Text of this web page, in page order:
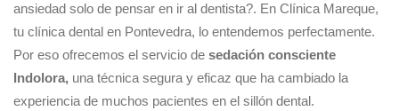
ansiedad solo de pensar en ir al dentista?. En Clínica Mareque,
tu clínica dental en Pontevedra, lo entendemos perfectamente.
Por eso ofrecemos el servicio de sedación consciente
Indolora, una técnica segura y eficaz que ha cambiado la
experiencia de muchos pacientes en el sillón dental.